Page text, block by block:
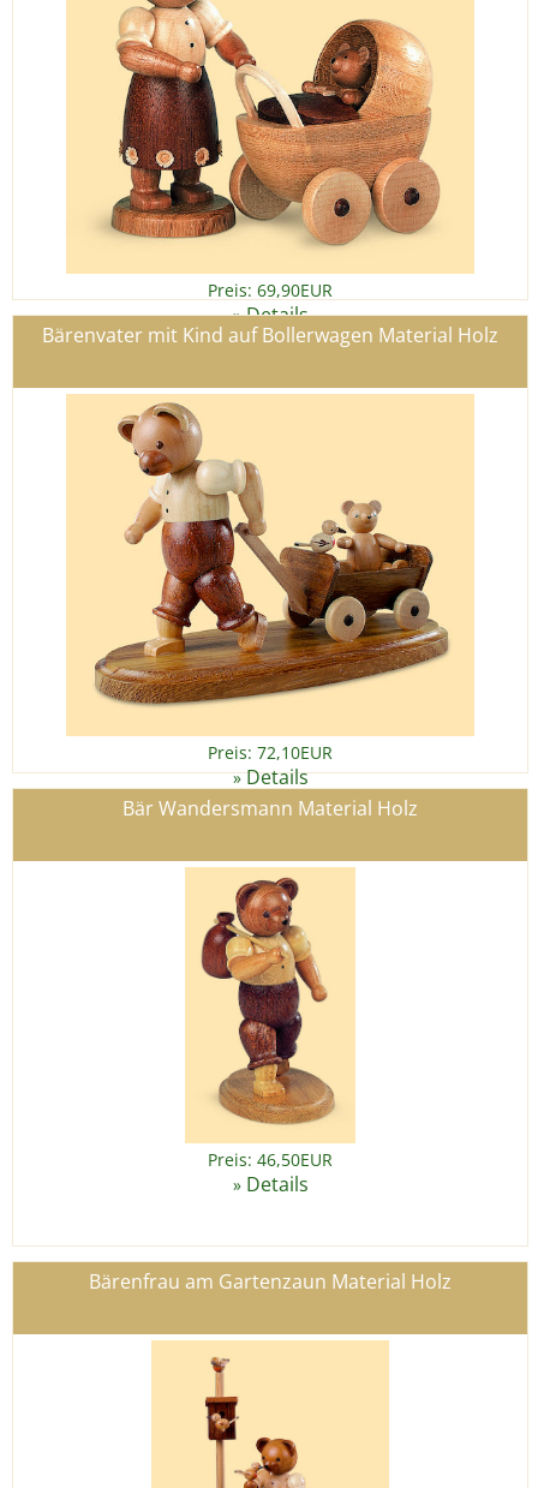
Preis: 69,90EUR
»Details
Bärenvater mit Kind auf Bollerwagen Material Holz
Preis: 72,10EUR
»Details
Bär Wandersmann Material Holz
Preis: 46,50EUR
» Details
Bärenfrau am Gartenzaun Material Holz